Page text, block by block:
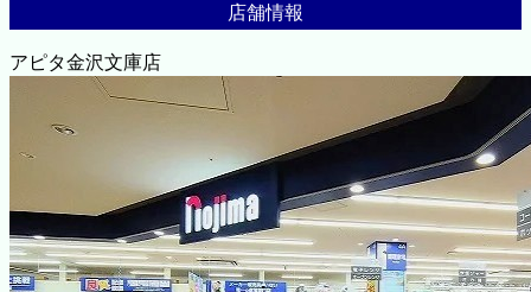
店舗情報
アピタ金沢文庫店